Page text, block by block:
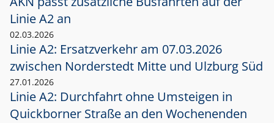
Linie A2 an
02.03.2026
Linie A2: Ersatzverkehr am 07.03.2026
zwischen Norderstedt Mitte und Ulzburg Süd
27.01.2026
Linie A2: Durchfahrt ohne Umsteigen in
Quickborner Straße an den Wochenenden